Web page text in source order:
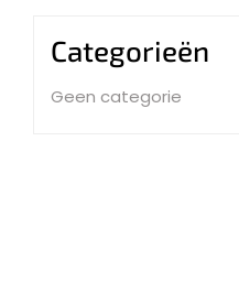
Categorieën
Geen categorie